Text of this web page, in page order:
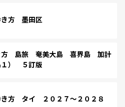
方 墨田区
方 島旅 奄美大島 喜界島 加計
１） ５訂版
方 タイ ２０２７～２０２８